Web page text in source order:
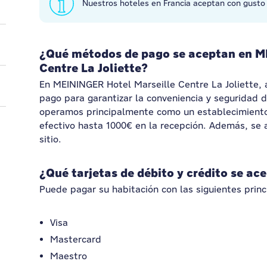
Nuestros hoteles en Francia aceptan con
¿Qué métodos de pago se aceptan en
Centre La Joliette?
En MEININGER Hotel Marseille Centre La
pago para garantizar la conveniencia y seguridad
operamos principalmente como un
efectivo hasta 1000€ en la recepción. Además, se
sitio.
¿Qué tarjetas de débito y crédito se
Puede pagar su habitación con las siguientes
Visa
Mastercard
Maestro